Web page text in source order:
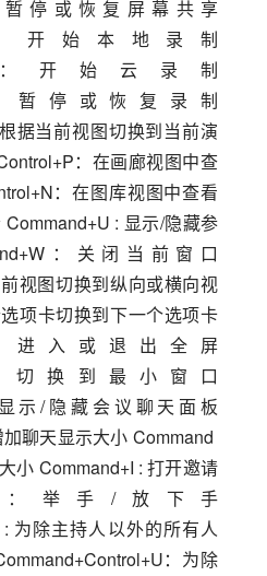
暂停或恢复屏幕共享
：开始本地录制
：开始云录制
：暂停或恢复录制
据当前视图切换到当前演
：在画廊视图中查
：在图库视图中查看
: 显示/隐藏参
：关闭当前窗口
视图切换到纵向或横向视
项卡切换到下一个选项卡
：进入或退出全屏
: 切换到最小窗口
显示/隐藏会议聊天面板
聊天显示大小 Command
小 Command+I : 打开邀请
：举手/放下手
: 为除主持人以外的所有人
：为除